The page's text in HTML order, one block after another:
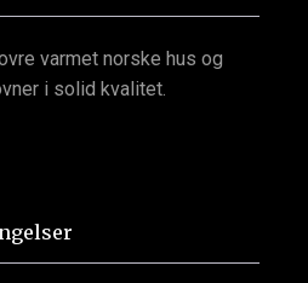
varmet norske hus og
i solid kvalitet.